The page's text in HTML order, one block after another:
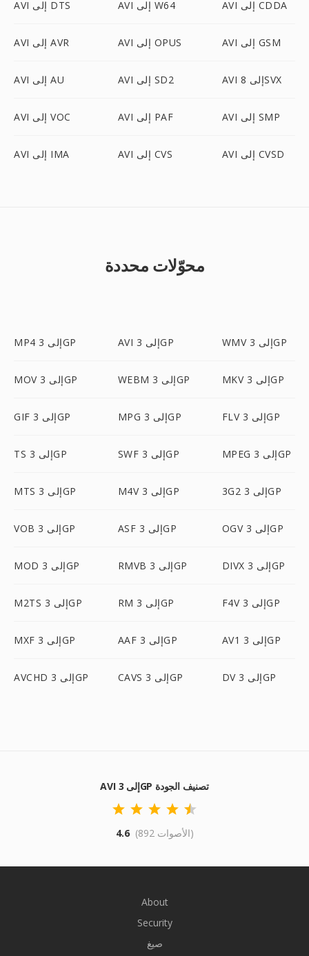
AVI إلى DTS AVI إلى W64 AVI إلى CDDA
AVI إلى AVR AVI إلى OPUS AVI إلى GSM
AVI إلى AU AVI إلى SD2 AVI إلى 8SVX
AVI إلى VOC AVI إلى PAF AVI إلى SMP
AVI إلى IMA AVI إلى CVS AVI إلى CVSD
محوّلات محددة
MP4 إلى 3GP AVI إلى 3GP WMV إلى 3GP
MOV إلى 3GP WEBM إلى 3GP MKV إلى 3GP
GIF إلى 3GP MPG إلى 3GP FLV إلى 3GP
TS إلى 3GP SWF إلى 3GP MPEG إلى 3GP
MTS إلى 3GP M4V إلى 3GP 3G2 إلى 3GP
VOB إلى 3GP ASF إلى 3GP OGV إلى 3GP
MOD إلى 3GP RMVB إلى 3GP DIVX إلى 3GP
M2TS إلى 3GP RM إلى 3GP F4V إلى 3GP
MXF إلى 3GP AAF إلى 3GP AV1 إلى 3GP
AVCHD إلى 3GP CAVS إلى 3GP DV إلى 3GP
AVI إلى 3GP تصنيف الجودة
4.6 (892 الأصوات)
About
Security
صيغ